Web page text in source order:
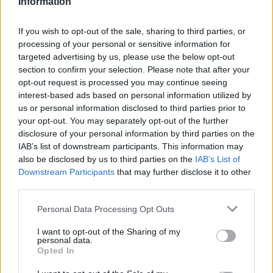
If you wish to opt-out of the sale, sharing to third parties, or
processing of your personal or sensitive information for
targeted advertising by us, please use the below opt-out
section to confirm your selection. Please note that after your
opt-out request is processed you may continue seeing
interest-based ads based on personal information utilized by
us or personal information disclosed to third parties prior to
your opt-out. You may separately opt-out of the further
disclosure of your personal information by third parties on the
IAB’s list of downstream participants. This information may
also be disclosed by us to third parties on the IAB’s List of
Downstream Participants that may further disclose it to other
Please note that this website/app uses one or more Google
not limited to your visit or usage behaviour. You may click to
grant or deny consent to Google and its third-party tags to
use your data for below specified purposes in below Google
consent section.
Personal Data Processing Opt Outs
I want to opt-out of the Sharing of my
personal data.
Opted In
A szárazság mellett igazán brutális hőhullám sújtja hazánkat
Sport
2026.07.30. Fazekas Adrián
A Szolnoki Sportcentrum tehetségével, történelmi
létszámú válogatott utazik az U20-as atlétikai
világbajnokságra